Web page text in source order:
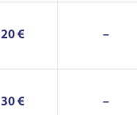
20 € –
30 € –